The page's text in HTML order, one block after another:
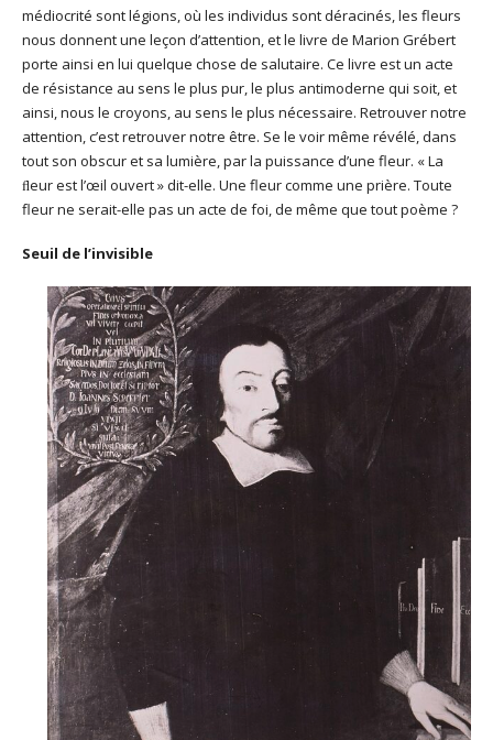
médiocrité sont légions, où les individus sont déracinés, les fleurs
nous donnent une leçon d’attention, et le livre de Marion Grébert
porte ainsi en lui quelque chose de salutaire. Ce livre est un acte
de résistance au sens le plus pur, le plus antimoderne qui soit, et
ainsi, nous le croyons, au sens le plus nécessaire. Retrouver notre
attention, c’est retrouver notre être. Se le voir même révélé, dans
tout son obscur et sa lumière, par la puissance d’une fleur. « La
ﬂeur est l’œil ouvert »dit-elle. Une fleur comme une prière. Toute
fleur ne serait-elle pas un acte de foi, de même que tout poème ?
Seuil de l’invisible